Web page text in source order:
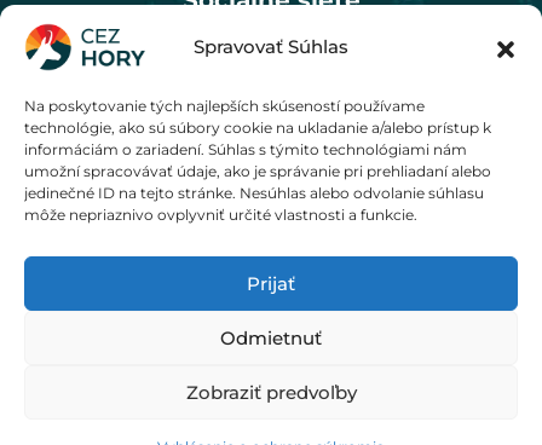
Spravovať Súhlas
Na poskytovanie tých najlepších skúseností používame
technológie, ako sú súbory cookie na ukladanie a/alebo prístup k
informáciám o zariadení. Súhlas s týmito technológiami nám
umožní spracovávať údaje, ako je správanie pri prehliadaní alebo
jedinečné ID na tejto stránke. Nesúhlas alebo odvolanie súhlasu
môže nepriaznivo ovplyvniť určité vlastnosti a funkcie.
Prijať
Odmietnuť
Zobraziť predvoľby
Cenník
© 2020 - 2026 M KREO, s. r. o.
Obchodné podmienky